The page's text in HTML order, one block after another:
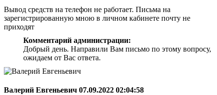
Вывод средств на телефон не работает. Письма на
зарегистрированную мною в личном кабинете почту не
приходят
Комментарий администрации:
Добрый день. Направили Вам письмо по этому вопросу,
ожидаем от Вас ответа.
Валерий Евгеньевич 07.09.2022 02:04:58